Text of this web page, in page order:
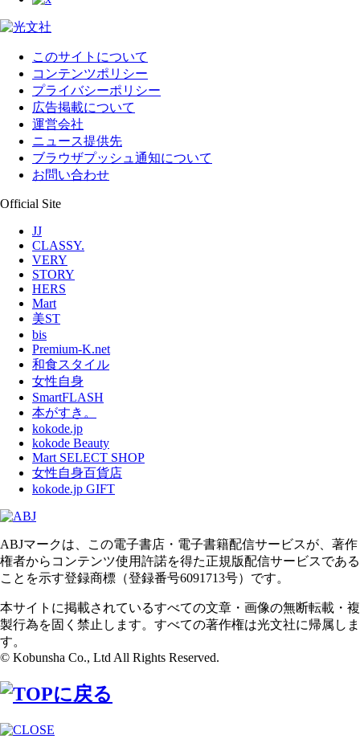
このサイトについて
コンテンツポリシー
プライバシーポリシー
広告掲載について
運営会社
ニュース提供先
ブラウザプッシュ通知について
お問い合わせ
Official Site
JJ
CLASSY.
VERY
STORY
HERS
Mart
美ST
bis
Premium-K.net
和食スタイル
女性自身
SmartFLASH
本がすき。
kokode.jp
kokode Beauty
Mart SELECT SHOP
女性自身百貨店
kokode.jp GIFT
ABJマークは、この電子書店・電子書籍配信サービスが、著作
権者からコンテンツ使用許諾を得た正規版配信サービスである
ことを示す登録商標（登録番号6091713号）です。
本サイトに掲載されているすべての文章・画像の無断転載・複
製行為を固く禁止します。すべての著作権は光文社に帰属しま
す。
© Kobunsha Co., Ltd All Rights Reserved.